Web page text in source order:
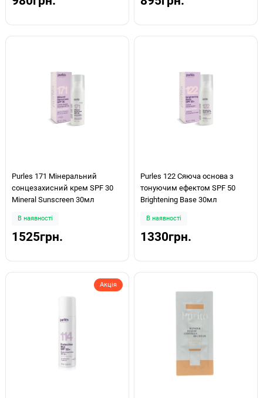
Purles 171 Мінеральний
сонцезахисний крем SPF 30
Mineral Sunscreen 30мл
В наявності
1525грн.
Purles 122 Сяюча основа з
тонуючим ефектом SPF 50
Brightening Base 30мл
В наявності
1330грн.
Акція